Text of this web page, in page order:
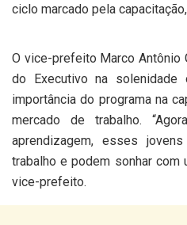
ciclo marcado pela
O vice-prefeito Marco Antônio
do Executivo na
importância do programa na
mercado de trabalho.
aprendizagem, esses
trabalho e podem sonhar com
vice-prefeito.